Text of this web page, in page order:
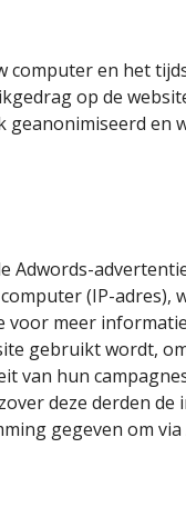
computer en het
op de
geanonimiseerd en
Adwords-
(IP-adres),
voor meer
gebruikt wordt,
van hun
deze derden de
gegeven om